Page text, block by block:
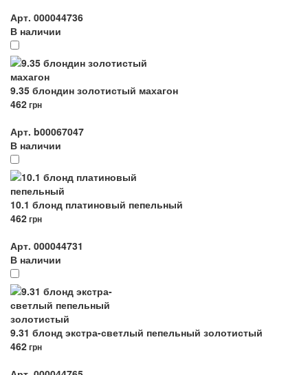
Арт. 000044736
В наличии
9.35 блондин золотистый махагон
462грн
Арт. b00067047
В наличии
10.1 блонд платиновый пепельный
462грн
Арт. 000044731
В наличии
9.31 блонд экстра-светлый пепельный золотистый
462грн